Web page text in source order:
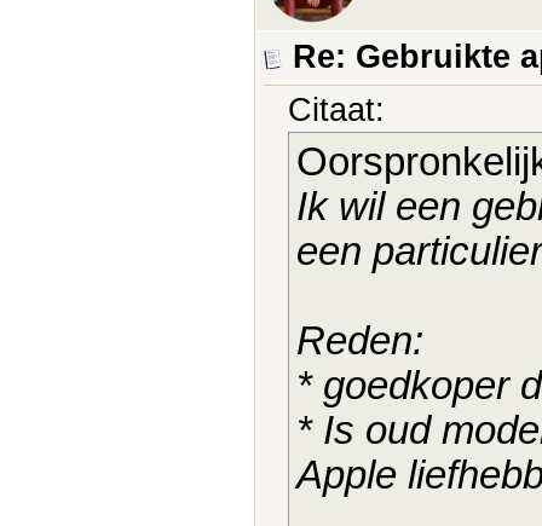
Re: Gebruikte
Citaat:
Ik wil een
een
Reden:
* goedkoper
* Is oud
Apple